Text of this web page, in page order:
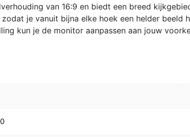
van 16:9 en biedt een breed
je vanuit bijna elke hoek een helder beeld
kun je de monitor aanpassen aan jouw